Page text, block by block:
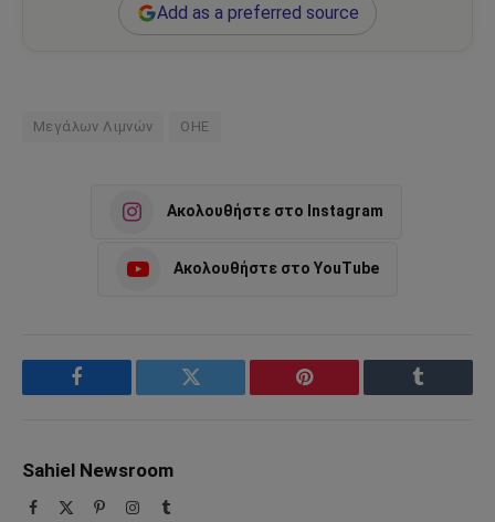
Add as a preferred source
Μεγάλων Λιμνών ΟΗΕ
Ακολουθήστε στο Instagram
Ακολουθήστε στο YouTube
Facebook Twitter Pinterest Tumblr
Sahiel Newsroom
Facebook PinterestInstagram
Tumblr